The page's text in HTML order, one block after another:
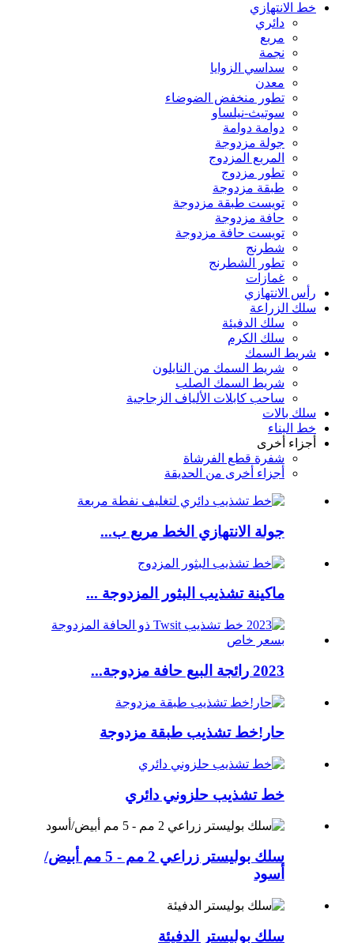
خط الانتهازي
دائري
مربع
نجمة
سداسي الزوايا
معدن
تطور منخفض الضوضاء
سوتيث-نيلساو
دوامة دوامة
جولة مزدوجة
المربع المزدوج
تطور مزدوج
طبقة مزدوجة
تويست طبقة مزدوجة
حافة مزدوجة
تويست حافة مزدوجة
شطرنج
تطور الشطرنج
غمازات
رأس الانتهازي
سلك الزراعة
سلك الدفيئة
سلك الكرم
شريط السمك
شريط السمك من النايلون
شريط السمك الصلب
ساحب كابلات الألياف الزجاجية
سلك بالات
خط البناء
أجزاء أخرى
شفرة قطع الفرشاة
أجزاء أخرى من الحديقة
جولة الانتهازي الخط مربع ب...
ماكينة تشذيب البثور المزدوجة ...
2023 رائجة البيع حافة مزدوجة...
حار!خط تشذيب طبقة مزدوجة
خط تشذيب حلزوني دائري
سلك بوليستر زراعي 2 مم - 5 مم أبيض/
أسود
سلك بوليستر الدفيئة